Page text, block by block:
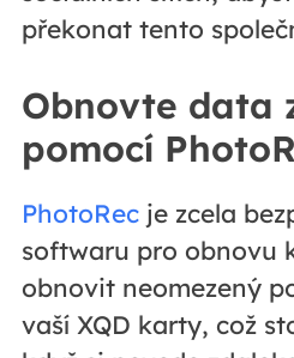
překonat tento
Obnovte data
pomocí
PhotoRecje zcela
softwaru pro obnovu
obnovit neomezený
vaší XQD karty, což